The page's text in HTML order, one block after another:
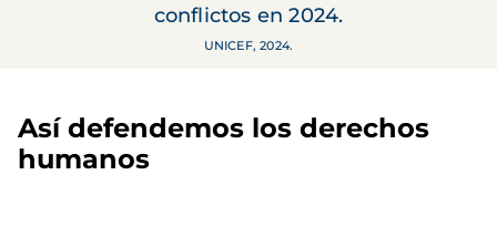
conflictos en 2024.
UNICEF, 2024.
Así defendemos los derechos
humanos